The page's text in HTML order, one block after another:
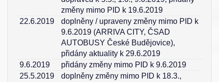
změny mimo PID k 19.6.2019
22.6.2019
doplněny / upraveny změny mimo PID k
9.6.2019 (ARRIVA CITY, ČSAD
AUTOBUSY České Budějovice),
přidány aktuality k 29.6.2019
9.6.2019
přidány změny mimo PID k 9.6.2019
25.5.2019
doplněny změny mimo PID k 18.3.,